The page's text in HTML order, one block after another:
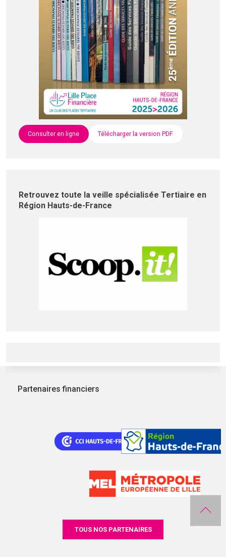
Consulter en ligne Télécharger la version PDF
Retrouvez toute la veille spécialisée Tertiaire en
Région Hauts-de-France
Partenaires financiers
TOUS NOS PARTENAIRES